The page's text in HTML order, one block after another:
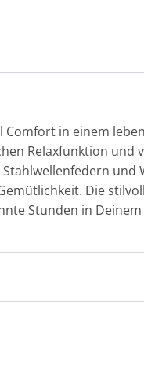
Comfort in einem
Relaxfunktion und
Die
Stunden in Deinem